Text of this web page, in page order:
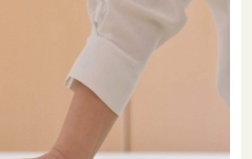
セレクト